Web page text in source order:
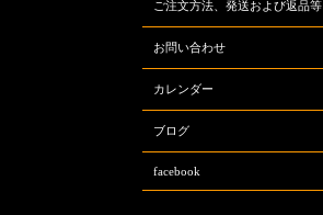
ご注文方法、発送および返品等
お問い合わせ
カレンダー
ブログ
facebook